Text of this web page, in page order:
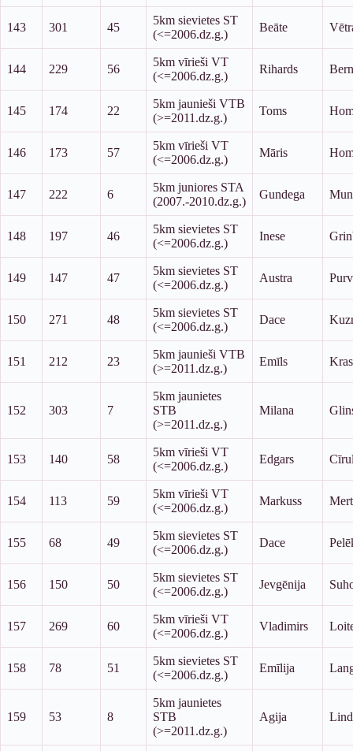
143 301 45
5km sievietes ST
(<=2006.dz.g.)
Beāte
144 229 56
5km vīrieši VT
(<=2006.dz.g.)
Rihards
145 174 22
5km jaunieši VTB
(>=2011.dz.g.)
Toms
146 173 57
5km vīrieši VT
(<=2006.dz.g.)
Māris
147 222 6
5km juniores STA
(2007.-2010.dz.g.)
Gundega
148 197 46
5km sievietes ST
(<=2006.dz.g.)
Inese
149 147 47
5km sievietes ST
(<=2006.dz.g.)
Austra
150 271 48
5km sievietes ST
(<=2006.dz.g.)
Dace
151 212 23
5km jaunieši VTB
(>=2011.dz.g.)
Emīls
152 303 7
5km jaunietes
STB
(>=2011.dz.g.)
Milana
153 140 58
5km vīrieši VT
(<=2006.dz.g.)
Edgars
154 113 59
5km vīrieši VT
(<=2006.dz.g.)
Markuss
155 68 49
5km sievietes ST
(<=2006.dz.g.)
Dace
156 150 50
5km sievietes ST
(<=2006.dz.g.)
Jevgēnija
157 269 60
5km vīrieši VT
(<=2006.dz.g.)
Vladimirs
158 78 51
5km sievietes ST
(<=2006.dz.g.)
Emīlija
159 53 8
5km jaunietes
STB
(>=2011.dz.g.)
Agija